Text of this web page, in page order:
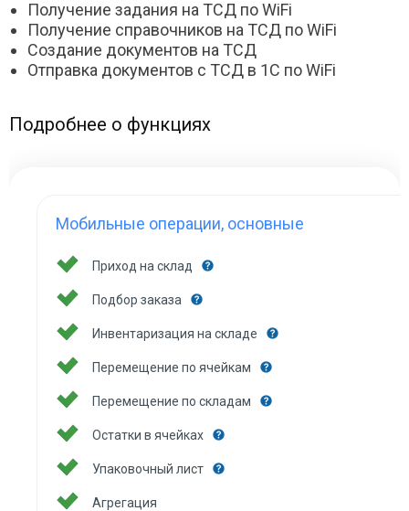
Получение задания на ТСД по WiFi
Получение справочников на ТСД по WiFi
Создание документов на ТСД
Отправка документов с ТСД в 1С по WiFi
Подробнее о функциях
Мобильные операции, основные
Приход на склад
Подбор заказа
Инвентаризация на складе
Перемещение по ячейкам
Перемещение по складам
Остатки в ячейках
Упаковочный лист
Агрегация